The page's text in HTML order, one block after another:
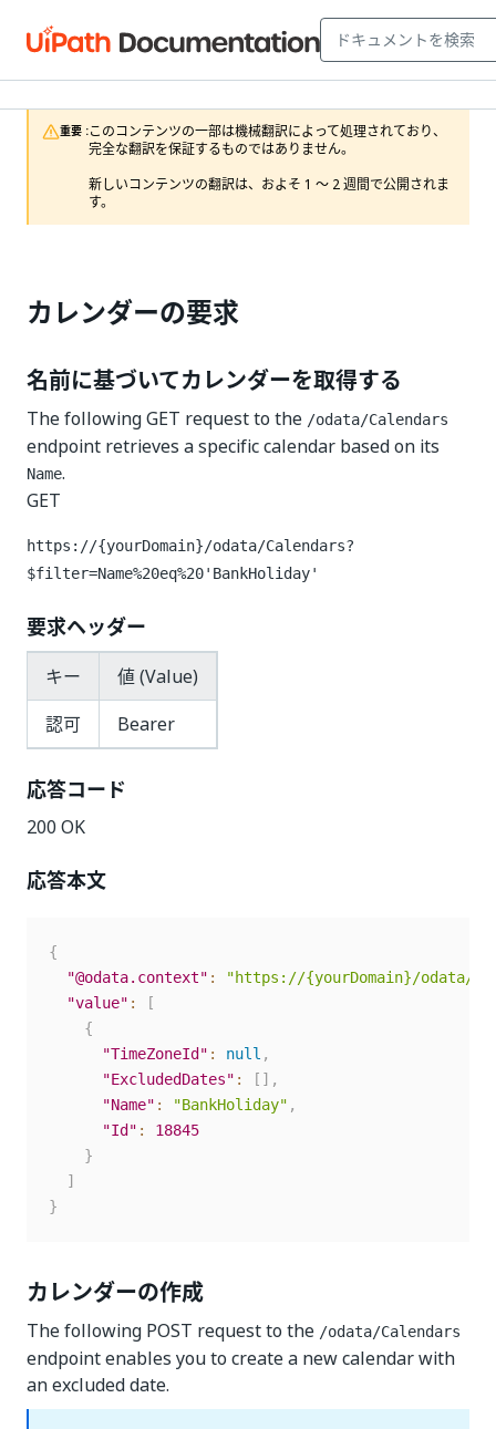
重要 :このコンテンツの一部は機械翻訳によって処理されており、
完全な翻訳を保証するものではありません。
新しいコンテンツの翻訳は、およそ 1 ～ 2 週間で公開されま
す。
カレンダーの要求
名前に基づいてカレンダーを取得する
The following GET request to the /odata/Calendars
endpoint retrieves a specific calendar based on its
Name.
GET
https://{yourDomain}/odata/Calendars?
$filter=Name%20eq%20'BankHoliday'
要求ヘッダー
キー
値 (Value)
認可
Bearer
応答コード
200 OK
応答本文
{
"@odata.context" :
"https://{yourDomain}/odata/
"value" :
[
{
"TimeZoneId" : null ,
"ExcludedDates" : [ ] ,
"Name" : "BankHoliday" ,
"Id" :
18845
}
]
}
カレンダーの作成
The following POST request to the /odata/Calendars
endpoint enables you to create a new calendar with
an excluded date.